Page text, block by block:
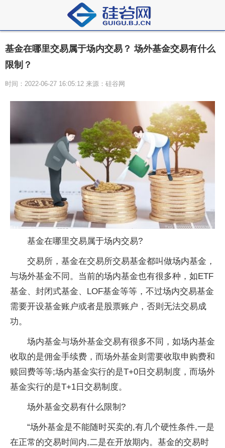
基金在哪里交易属于场内交易？ 场外基金交易有什么
限制？
时间：2022-06-27 16:05:12 来源：硅谷网
基金在哪里交易属于场内交易?
交易所，基金在交易所交易基金都叫做场内基金，
与场外基金不同。当前的场内基金也有很多种，如ETF
基金、封闭式基金、LOF基金等等，不过场内交易基金
需要开设基金账户或者是股票账户，否则无法交易成
功。
场内基金与场外基金交易有很多不同，如场内基金
收取的是佣金手续费，而场外基金则需要收取申购费和
赎回费等等;场内基金实行的是T+0日交易制度，而场外
基金实行的是T+1日交易制度。
场外基金交易有什么限制?
“场外基金是不能随时买卖的,有几个硬性条件,一是
在正常的交易时间内,二是在开放期内。基金的交易时